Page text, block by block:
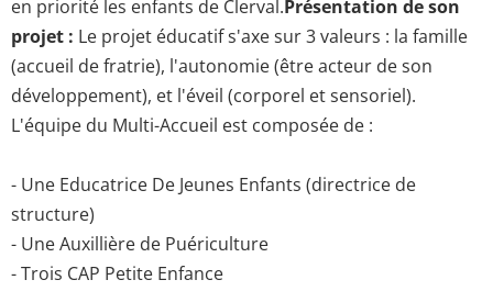
en priorité les enfants de Clerval.Présentation de son
projet : Le projet éducatif s'axe sur 3 valeurs : la famille
(accueil de fratrie), l'autonomie (être acteur de son
développement), et l'éveil (corporel et sensoriel).
L'équipe du Multi-Accueil est composée de :
- Une Educatrice De Jeunes Enfants (directrice de
structure)
- Une Auxillière de Puériculture
- Trois CAP Petite Enfance